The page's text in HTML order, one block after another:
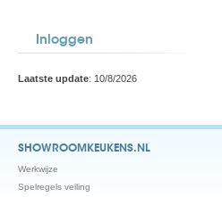
Inloggen
Laatste update: 10/8/2026
SHOWROOMKEUKENS.NL
Werkwijze
Spelregels veiling